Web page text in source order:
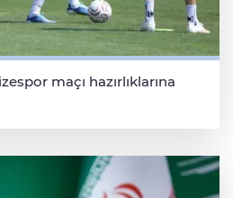
maçı hazırlıklarına